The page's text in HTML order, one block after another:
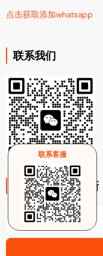
点击获取添加whatsapp
联系我们
注册电子邮件更新
Email
联系客服